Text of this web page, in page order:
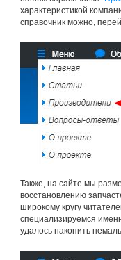
характеристикой
справочник можно,
Также, на сайте мы
восстановлению
широкому кругу
специализируемся
удалось накопить